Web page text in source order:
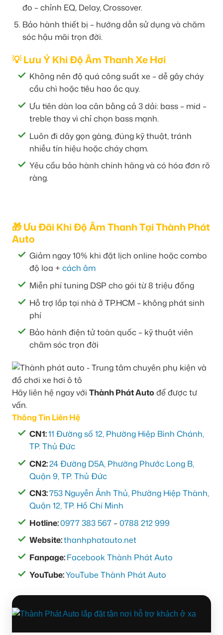
đo – chỉnh EQ, Delay, Crossover.
Bảo hành thiết bị – hướng dẫn sử dụng và chăm
sóc hậu mãi trọn đời.
💡 Lưu Ý Khi Độ Âm Thanh Xe Hơi
Không nên độ quá công suất xe – dễ gây cháy
cầu chì hoặc tiêu hao ắc quy.
Ưu tiên dàn loa cân bằng cả 3 dải: bass – mid –
treble thay vì chỉ chọn bass mạnh.
Luôn đi dây gọn gàng, đúng kỹ thuật, tránh
nhiễu tín hiệu hoặc cháy chạm.
Yêu cầu bảo hành chính hãng và có hóa đơn rõ
ràng.
🎁 Ưu Đãi Khi Độ Âm Thanh Tại Thành Phát
Auto
Giảm ngay 10% khi đặt lịch online hoặc combo
độ loa + cách âm
Miễn phí tuning DSP cho gói từ 8 triệu đồng
Hỗ trợ lắp tại nhà ở TP.HCM – không phát sinh
phí
Bảo hành điện tử toàn quốc – kỹ thuật viên
chăm sóc trọn đời
Hãy liên hệ ngay với Thành Phát Auto để được tư
vấn.
Thông Tin Liên Hệ
CN1:11 Đường số 12, Phường Hiệp Bình Chánh,
TP. Thủ Đức
CN2:24 Đường D5A, Phường Phước Long B,
Quận 9, TP. Thủ Đức
CN3:753 Nguyễn Ảnh Thủ, Phường Hiệp Thành,
Quận 12, TP. Hồ Chí Minh
Hotline:0977 383 567 –0788 212 999
Website:thanhphatauto.net
Fanpage:Facebook Thành Phát Auto
YouTube:YouTube Thành Phát Auto